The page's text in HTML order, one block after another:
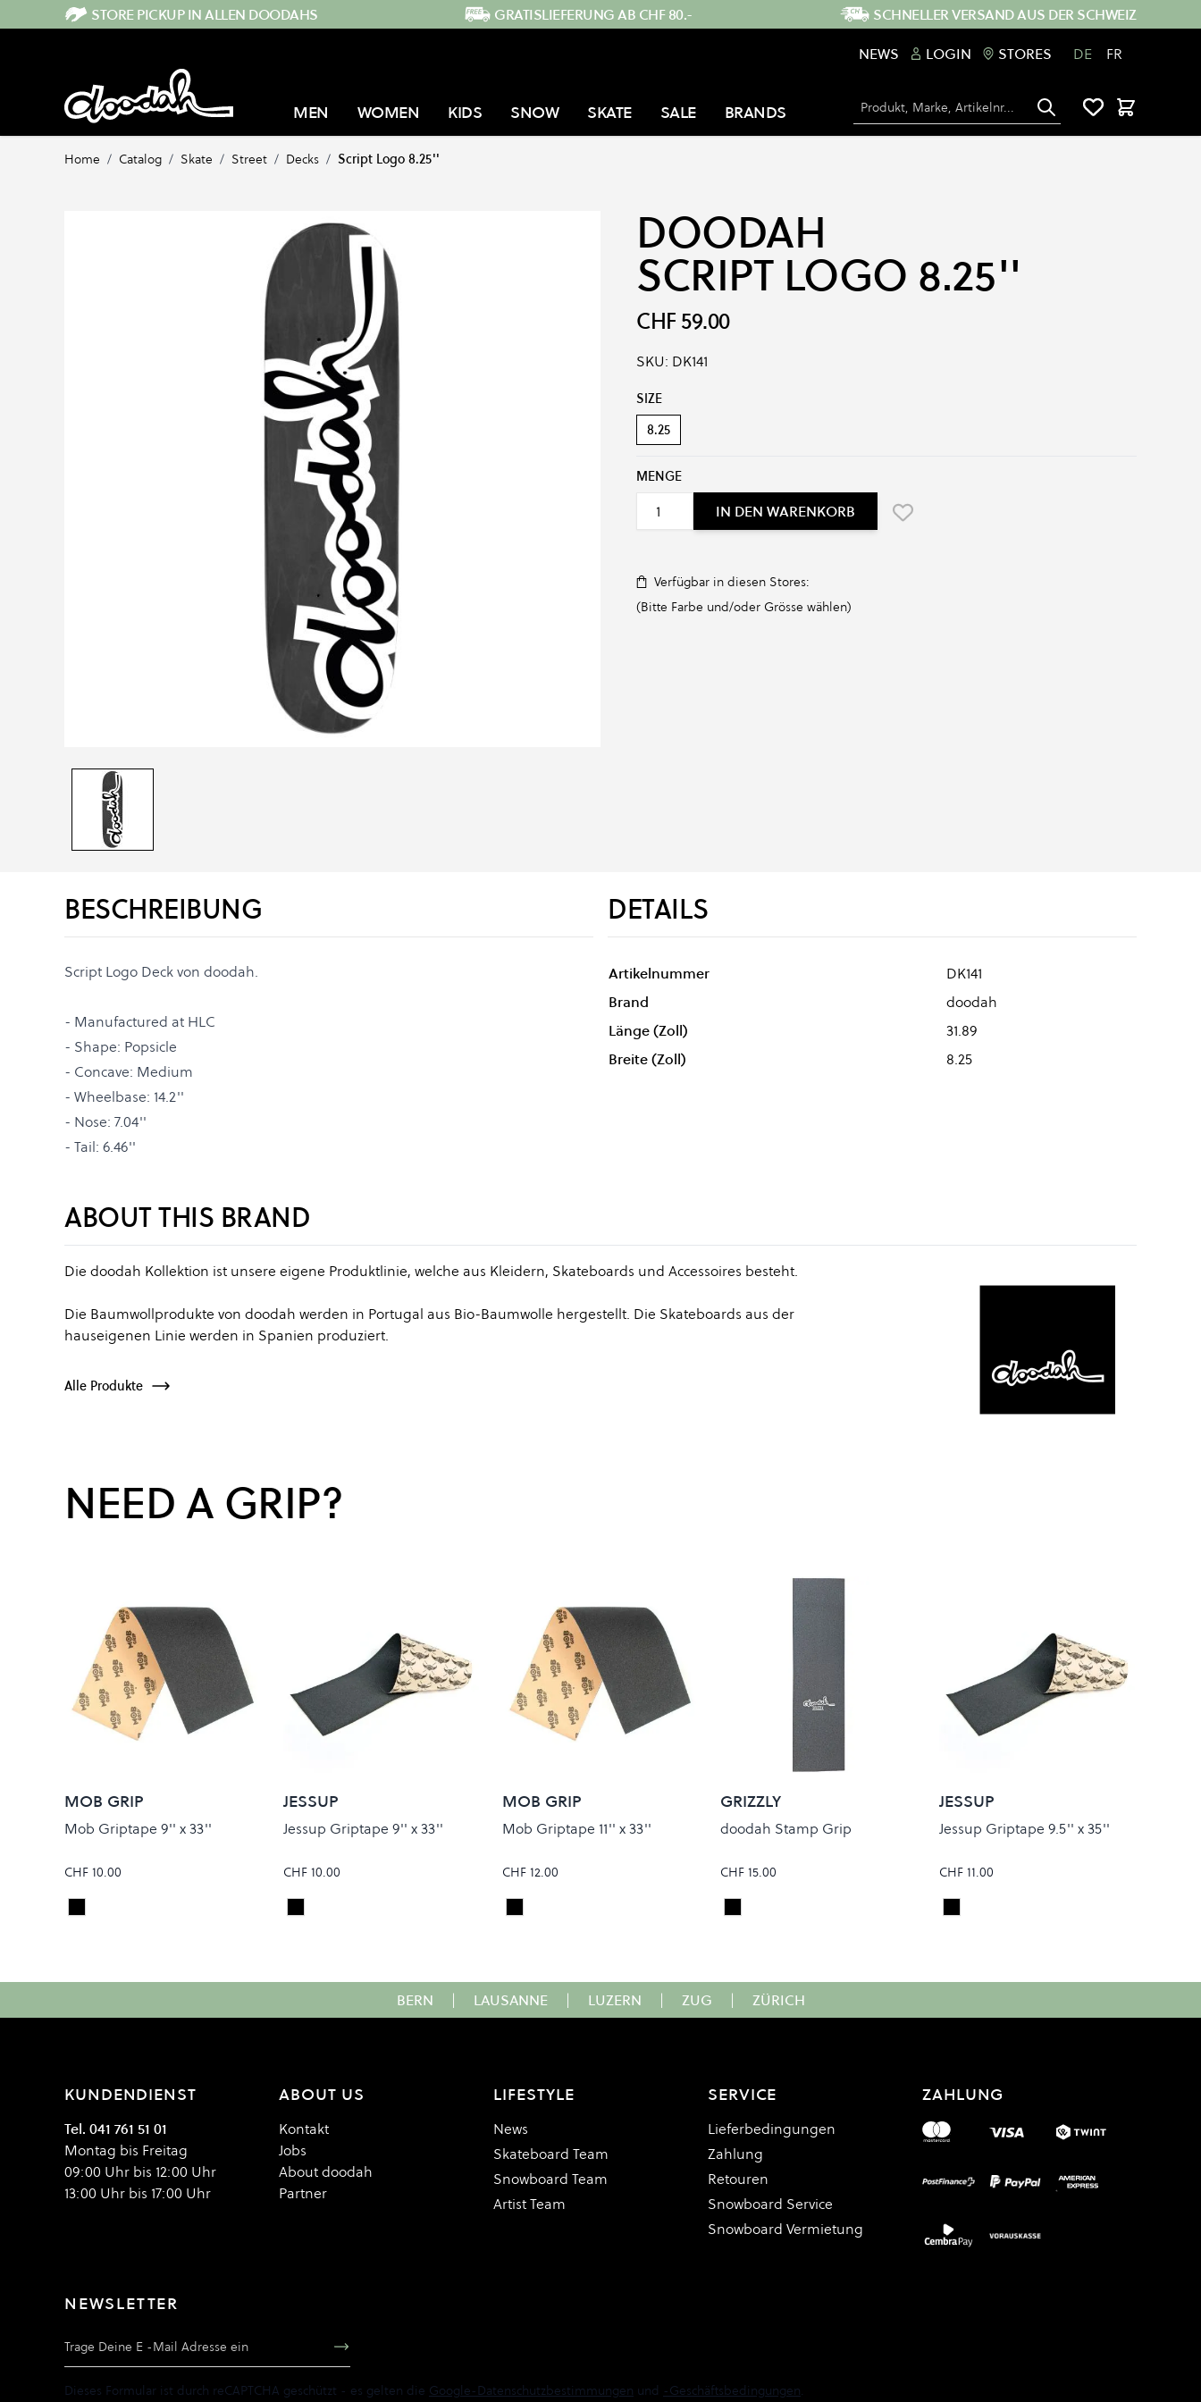
Direkt zum InhaltSTORE PICKUP IN ALLEN DOODAHS GRATISLIEFERUNG AB CHF 80.-
SCHNELLER VERSAND AUS DER SCHWEIZ
NEWS
LOGIN STORES DE FR
MEN WOMEN KIDS SNOW SKATE SALE BRANDS Suche Warenkorb
Home / Catalog / Skate / Street / Decks / Script Logo 8.25''
DOODAH
SCRIPT LOGO 8.25''
CHF 59.00
SKU: DK141
Produkt-Optionen:
SIZE
8.25
MENGE
IN DEN WARENKORB
Verfügbar in diesen Stores:
(Bitte Farbe und/oder Grösse wählen)
BESCHREIBUNG
Script Logo Deck von doodah.
- Manufactured at HLC
- Shape: Popsicle
- Concave: Medium
- Wheelbase: 14.2''
- Nose: 7.04''
- Tail: 6.46''
DETAILS
Artikelnummer
DK141
Brand
doodah
Länge (Zoll)
31.89
Breite (Zoll)
8.25
ABOUT THIS BRAND
Die doodah Kollektion ist unsere eigene Produktlinie, welche aus Kleidern, Skateboards und Accessoires besteht.
Die Baumwollprodukte von doodah werden in Portugal aus Bio-Baumwolle hergestellt. Die Skateboards aus der
hauseigenen Linie werden in Spanien produziert.
Alle Produkte
NEED A GRIP?
MOB GRIP
Mob Griptape 9'' x 33''
CHF 10.00
Colour
Black
JESSUP
Jessup Griptape 9'' x 33''
CHF 10.00
Colour
Black
MOB GRIP
Mob Griptape 11'' x 33''
CHF 12.00
Colour
Black
GRIZZLY
doodah Stamp Grip
CHF 15.00
Colour
Black
JESSUP
Jessup Griptape 9.5'' x 35''
CHF 11.00
Colour
Black
BERN | LAUSANNE | LUZERN | ZUG | ZÜRICH
KUNDENDIENST
Tel. 041 761 51 01
Montag bis Freitag
09:00 Uhr bis 12:00 Uhr
13:00 Uhr bis 17:00 Uhr
ABOUT US
Kontakt
Jobs
About doodah
Partner
LIFESTYLE
News
Skateboard Team
Snowboard Team
Artist Team
SERVICE
Lieferbedingungen
Zahlung
Retouren
Snowboard Service
Snowboard Vermietung
ZAHLUNG
NEWSLETTER
Dieses Formular ist durch reCAPTCHA geschützt - es gelten die Google-Datenschutzbestimmungen und -Geschäftsbedingungen.